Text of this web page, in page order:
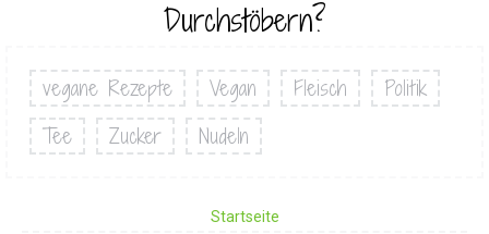
Durchstöbern?
vegane Rezepte Vegan Fleisch
Politik
Tee
Zucker Nudeln
Startseite